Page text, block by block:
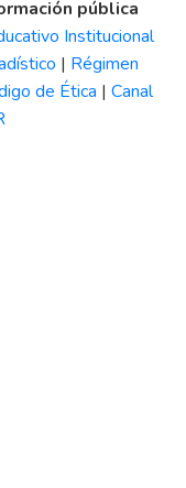
pública
Institucional
| Régimen
de Ética | Canal